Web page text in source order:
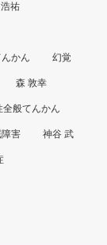
祐
かん 幻覚
森 敦幸
全般てんかん
障害 神谷 武